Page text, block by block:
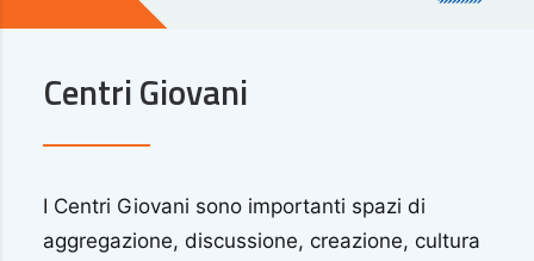
Centri Giovani
I Centri Giovani sono importanti spazi di
aggregazione, discussione, creazione, cultura